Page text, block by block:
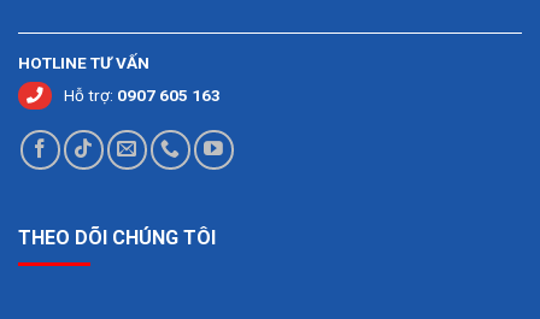
HOTLINE TƯ VẤN
Hỗ trợ: 0907 605 163
THEO DÕI CHÚNG TÔI